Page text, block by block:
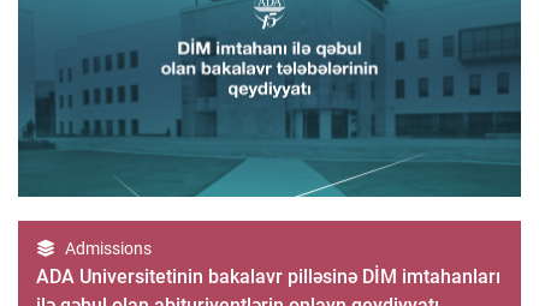
Admissions
ADA Universitetinin bakalavr pilləsinə DİM imtahanları